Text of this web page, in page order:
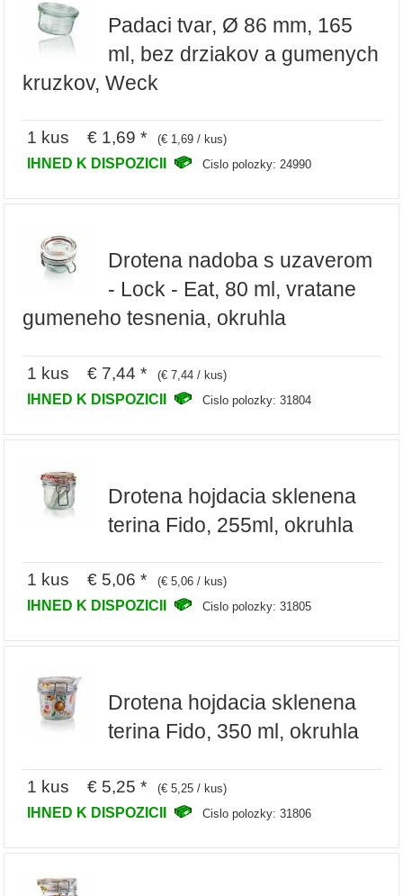
Padaci tvar, Ø 86 mm, 165
ml, bez drziakov a gumenych
kruzkov, Weck
1 kus € 1,69 * (€ 1,69 / kus)
IHNED K DISPOZICII Cislo polozky: 24990
Drotena nadoba s uzaverom
- Lock - Eat, 80 ml, vratane
gumeneho tesnenia, okruhla
1 kus € 7,44 * (€ 7,44 / kus)
IHNED K DISPOZICII Cislo polozky: 31804
Drotena hojdacia sklenena
terina Fido, 255ml, okruhla
1 kus € 5,06 * (€ 5,06 / kus)
IHNED K DISPOZICII Cislo polozky: 31805
Drotena hojdacia sklenena
terina Fido, 350 ml, okruhla
1 kus € 5,25 * (€ 5,25 / kus)
IHNED K DISPOZICII Cislo polozky: 31806